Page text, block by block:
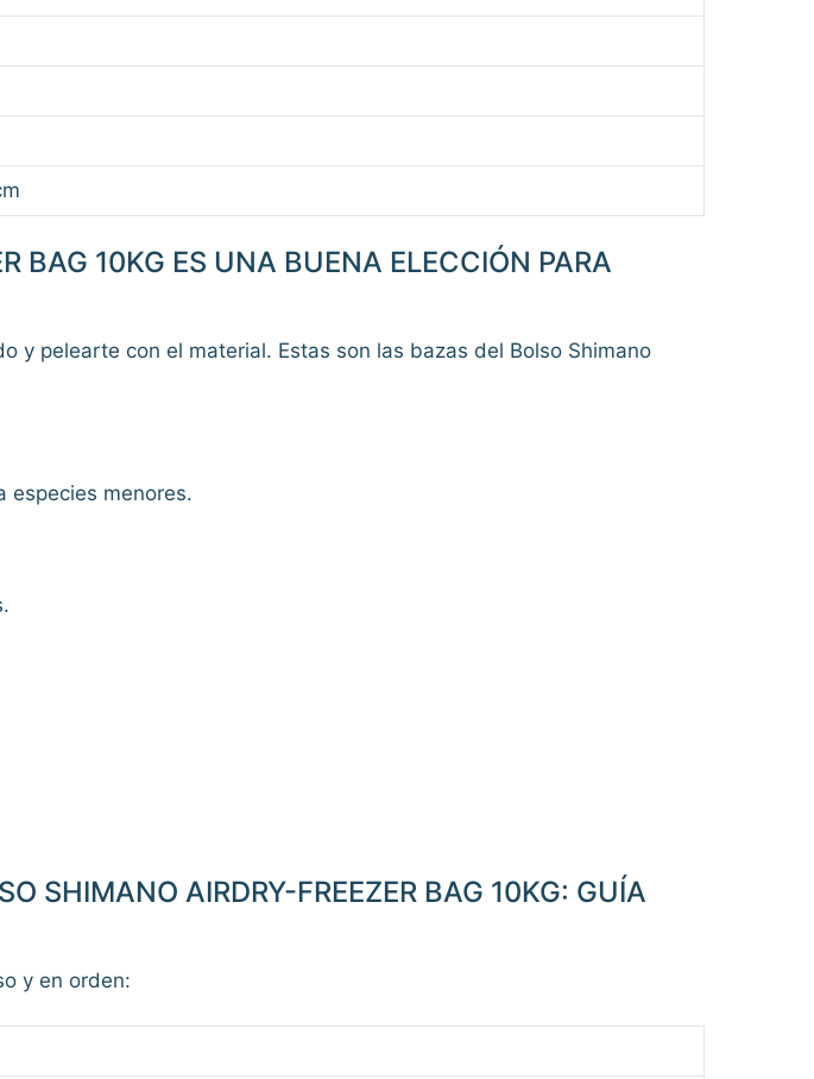
BAG 10KG ES UNA BUENA ELECCIÓN PARA
y pelearte con el material. Estas son las bazas del Bolso Shimano
especies menores.
SHIMANO AIRDRY-FREEZER BAG 10KG: GUÍA
y en orden: